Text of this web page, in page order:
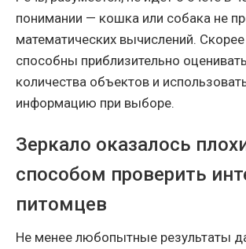
понимании — кошка или собака не
математических вычислений.
способны приблизительно
количества объектов и
информацию при выборе.
Зеркало оказалось
способом проверить
питомцев
Не менее любопытные результаты